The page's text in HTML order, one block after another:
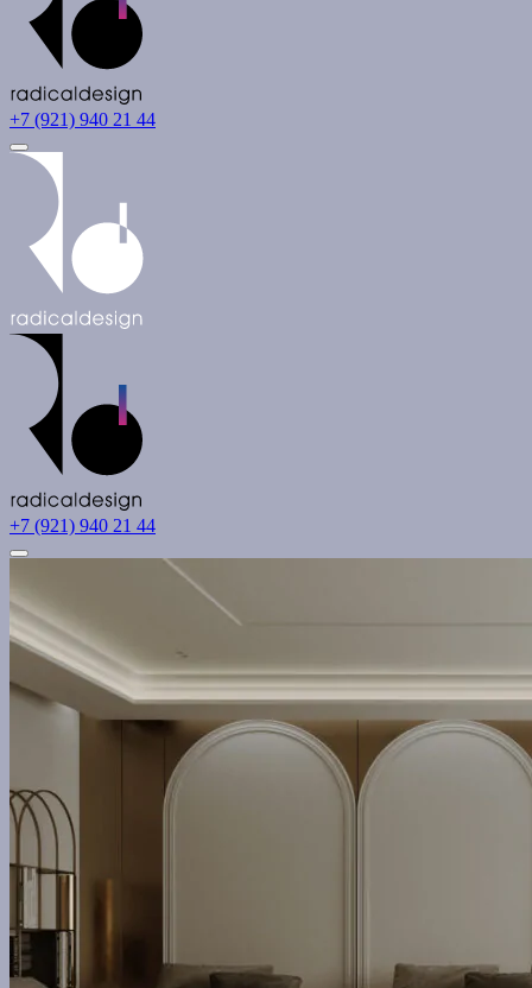
+7 (921) 940 21 44
+7 (921) 940 21 44